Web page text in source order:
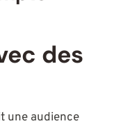
des
une audience